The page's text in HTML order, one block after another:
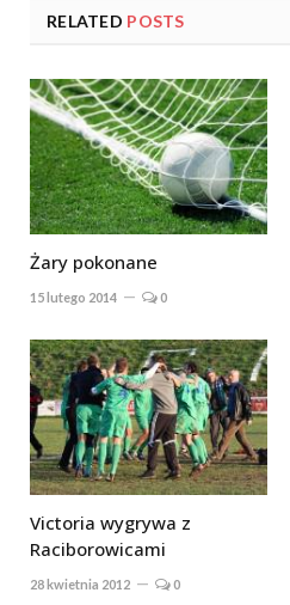
RELATED POSTS
Żary pokonane
15 lutego 2014 0
Victoria wygrywa z
Raciborowicami
28 kwietnia 2012 0